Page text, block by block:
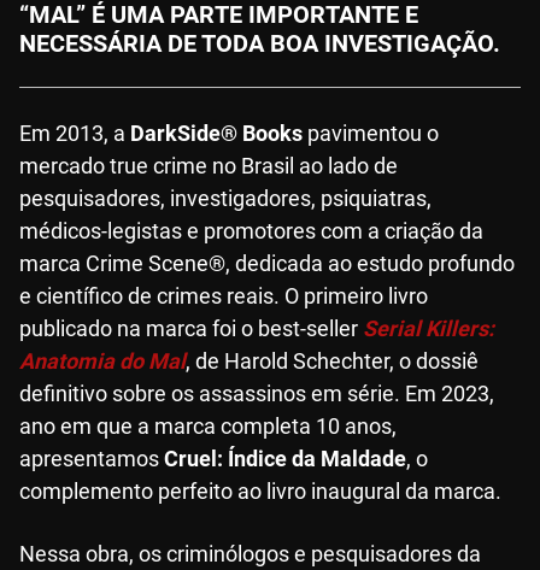
“MAL” É UMA PARTE IMPORTANTE E
NECESSÁRIA DE TODA BOA INVESTIGAÇÃO.
Em 2013, a DarkSide® Books pavimentou o
mercado true crime no Brasil ao lado de
pesquisadores, investigadores, psiquiatras,
médicos-legistas e promotores com a criação da
marca Crime Scene®, dedicada ao estudo profundo
e científico de crimes reais. O primeiro livro
publicado na marca foi o best-seller Serial Killers:
Anatomia do Mal, de Harold Schechter, o dossiê
definitivo sobre os assassinos em série. Em 2023,
ano em que a marca completa 10 anos,
apresentamosCruel: Índice da Maldade, o
complemento perfeito ao livro inaugural da marca.
Nessa obra, os criminólogos e pesquisadores da